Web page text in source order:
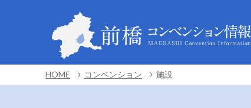
HOME コンベンション 施設